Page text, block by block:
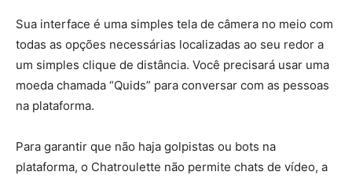
Sua interface é uma simples tela de câmera no meio com
todas as opções necessárias localizadas ao seu redor a
um simples clique de distância. Você precisará usar uma
moeda chamada “Quids” para conversar com as pessoas
na plataforma.
Para garantir que não haja golpistas ou bots na
plataforma, o Chatroulette não permite chats de vídeo, a